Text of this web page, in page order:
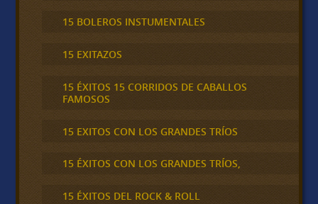
15 BOLEROS INSTUMENTALES
15 EXITAZOS
15 ÉXITOS 15 CORRIDOS DE CABALLOS
FAMOSOS
15 EXITOS CON LOS GRANDES TRÍOS
15 ÉXITOS CON LOS GRANDES TRÍOS,
15 ÉXITOS DEL ROCK & ROLL